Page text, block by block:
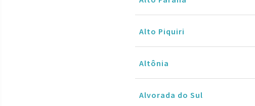
Alto Piquiri
Altônia
Alvorada do Sul